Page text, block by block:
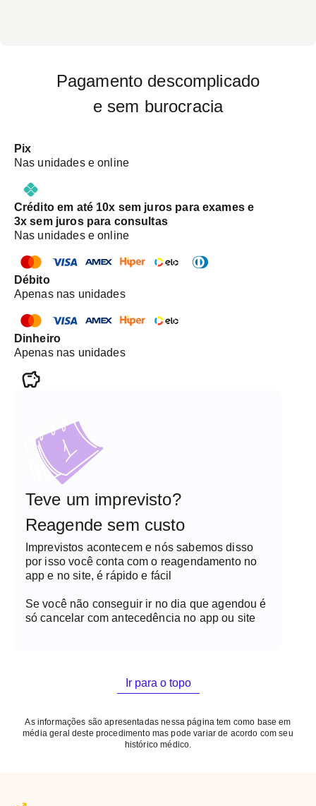
Pagamento descomplicado
e sem burocracia
Pix
Nas unidades e online
Crédito em até 10x sem juros para exames e
3x sem juros para consultas
Nas unidades e online
Débito
Apenas nas unidades
Dinheiro
Apenas nas unidades
Teve um imprevisto?
Reagende sem custo
Imprevistos acontecem e nós sabemos disso
por isso você conta com o reagendamento no
app e no site, é rápido e fácil
Se você não conseguir ir no dia que agendou é
só cancelar com antecedência no app ou site
Ir para o topo
As informações são apresentadas nessa página tem como base em
média geral deste procedimento mas pode variar de acordo com seu
histórico médico.